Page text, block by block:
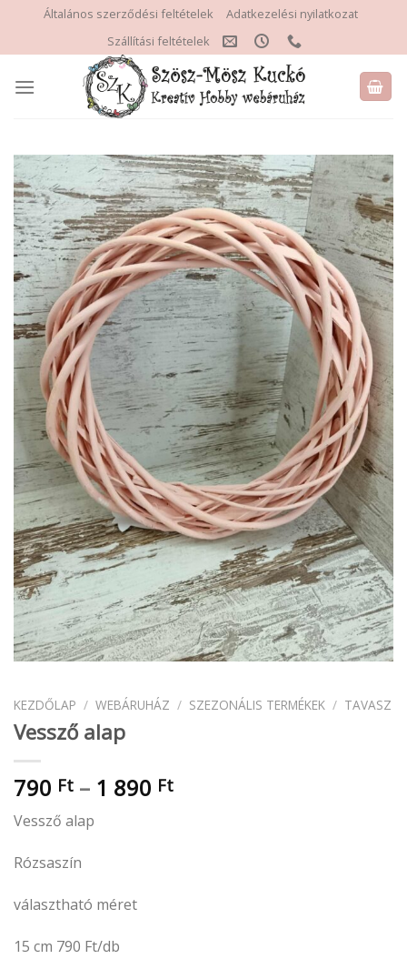
content
Általános szerződési feltételek
Adatkezelési nyilatkozat
Szállítási feltételek
KEZDŐLAP / WEBÁRUHÁZ / SZEZONÁLIS TERMÉKEK / TAVASZ
Vessző alap
790 Ft – 1 890 FtÁrtartomány:
Vessző alap
Rózsaszín
választható méret
15 cm 790 Ft/db